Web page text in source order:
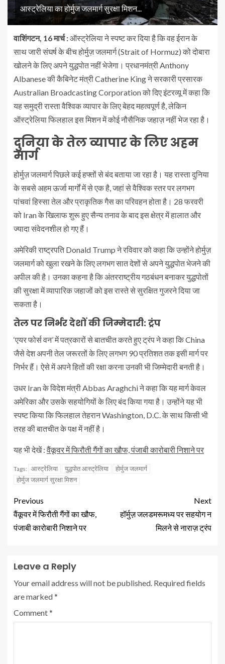
आस्ट्रेलिया का होर्मुज जलमार्ग सुरक्षा मिशन...
वाशिंगटन, 16 मार्च :ऑस्ट्रेलिया ने स्पष्ट कर दिया है कि वह ईरान के
साथ जारी संघर्ष के बीच होर्मुज़ जलमार्ग (Strait of Hormuz) को दोबारा
खोलने के लिए अपने युद्धपोत नहीं भेजेगा। प्रधानमंत्री Anthony
Albanese की कैबिनेट मंत्री Catherine King ने सरकारी प्रसारक
Australian Broadcasting Corporation को दिए इंटरव्यू में कहा कि
यह समुद्री रास्ता वैश्विक व्यापार के लिए बेहद महत्वपूर्ण है, लेकिन
ऑस्ट्रेलिया फिलहाल इस मिशन में कोई नौसैनिक जहाज़ नहीं भेज रहा है।
दुनिया के तेल व्यापार के लिए अहम
मार्ग
होर्मुज़ जलमार्ग पिछले कई हफ्तों से बंद बताया जा रहा है। यह रास्ता दुनिया
के सबसे अहम ऊर्जा मार्गों में से एक है, जहां से वैश्विक स्तर पर लगभग
पांचवां हिस्सा तेल और प्राकृतिक गैस का परिवहन होता है। 28 फरवरी
को Iran के खिलाफ शुरू हुए सैन्य तनाव के बाद इस क्षेत्र में हालात और
ज्यादा संवेदनशील हो गए हैं।
अमेरिकी राष्ट्रपति Donald Trump ने रविवार को कहा कि उन्होंने होर्मुज़
जलमार्ग को खुला रखने के लिए लगभग सात देशों से अपने युद्धपोत भेजने की
अपील की है। उनका कहना है कि अंतरराष्ट्रीय गठबंधन बनाकर युद्धपोतों
की सुरक्षा में व्यापारिक जहाजों को इस रास्ते से सुरक्षित गुजरने दिया जा
सकता है।
तेल पर निर्भर देशों की जिम्मेदारी: ट्रंप
‘एयर फोर्स वन’ में पत्रकारों से बातचीत करते हुए ट्रंप ने कहा कि China
जैसे देश अपनी तेल जरूरतों के लिए लगभग 90 प्रतिशत तक इसी मार्ग पर
निर्भर हैं। ऐसे में अपने हितों की रक्षा करना उनकी भी जिम्मेदारी बनती है।
उधर Iran के विदेश मंत्री Abbas Araghchi ने कहा कि यह मार्ग केवल
अमेरिका और उसके सहयोगियों के लिए बंद किया गया है। उन्होंने यह भी
स्पष्ट किया कि फिलहाल तेहरान Washington, D.C. के साथ किसी भी
तरह की बातचीत के पक्ष में नहीं है।
यह भी देखें :वैंकूवर में फिरौती गैंगों का खौफ, पंजाबी कारोबारी निशाने पर
Tags: आस्ट्रेलिया युद्धपोत आस्ट्रेलिया
होर्मुज जलमार्ग
होर्मुज जलमार्ग सुरक्षा मिशन
Previous
वैंकूवर में फिरौती गैंगों का खौफ,
पंजाबी कारोबारी निशाने पर
Next
हॉर्मुज़ जलडमरूमध्य पर सहयोग न
मिलने से नाराज़ ट्रंप
Leave a Reply
Your email address will not be published. Required fields
are marked*
Comment*